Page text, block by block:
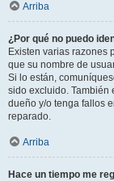
Arriba
¿Por qué no puedo
Existen varias razones
que su nombre de
Si lo están,
sido excluido. También
dueño y/o tenga fallos
reparado.
Arriba
Hace un tiempo me